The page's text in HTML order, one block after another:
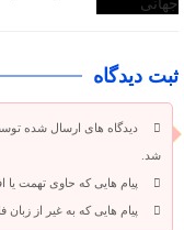
ثبت دیدگاه
دیدگاه های ارسال شده
شد.
پیام هایی که حاوی تهمت یا
پیام هایی که به غیر از